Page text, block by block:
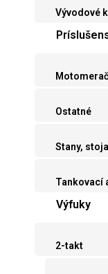
Vývodové
Ostatné
Stany,
Tankovací
Výfuky
2-takt